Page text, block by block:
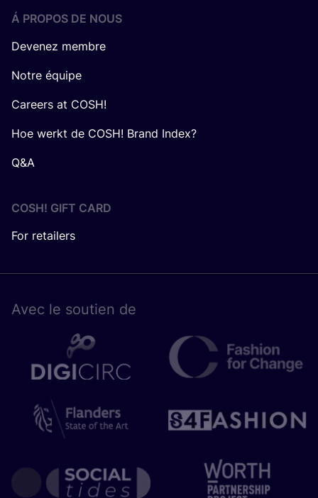
Á PROPOS DE NOUS
Devenez membre
Notre équipe
Careers at COSH!
Hoe werkt de COSH! Brand Index?
Q&A
COSH! GIFT CARD
For retailers
Avec le sou­tien de